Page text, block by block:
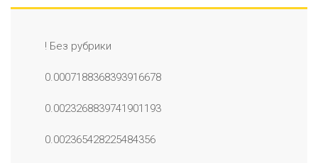
! Без рубрики
0.0007188368393916678
0.0023268839741901193
0.002365428225484356